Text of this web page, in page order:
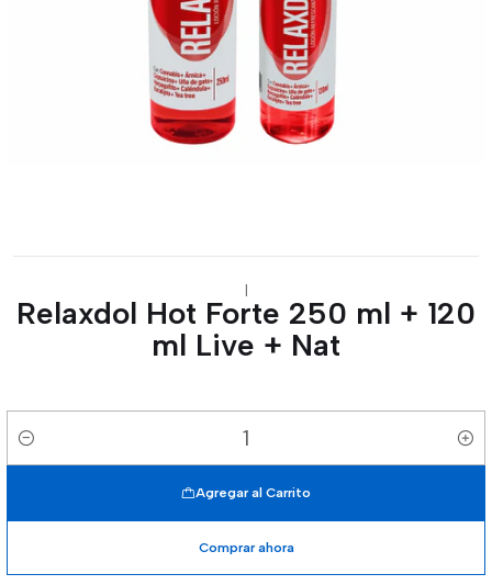
|
Relaxdol Hot Forte 250 ml + 120
ml Live + Nat
Cantidad
Agregar al Carrito
Comprar ahora